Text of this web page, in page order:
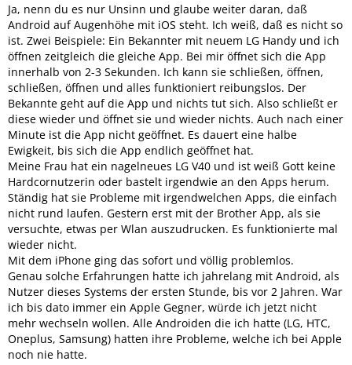
Ja, nenn du es nur Unsinn und glaube weiter daran, daß
Android auf Augenhöhe mit iOS steht. Ich weiß, daß es nicht so
ist. Zwei Beispiele: Ein Bekannter mit neuem LG Handy und ich
öffnen zeitgleich die gleiche App. Bei mir öffnet sich die App
innerhalb von 2-3 Sekunden. Ich kann sie schließen, öffnen,
schließen, öffnen und alles funktioniert reibungslos. Der
Bekannte geht auf die App und nichts tut sich. Also schließt er
diese wieder und öffnet sie und wieder nichts. Auch nach einer
Minute ist die App nicht geöffnet. Es dauert eine halbe
Ewigkeit, bis sich die App endlich geöffnet hat.
Meine Frau hat ein nagelneues LG V40 und ist weiß Gott keine
Hardcornutzerin oder bastelt irgendwie an den Apps herum.
Ständig hat sie Probleme mit irgendwelchen Apps, die einfach
nicht rund laufen. Gestern erst mit der Brother App, als sie
versuchte, etwas per Wlan auszudrucken. Es funktionierte mal
wieder nicht.
Mit dem iPhone ging das sofort und völlig problemlos.
Genau solche Erfahrungen hatte ich jahrelang mit Android, als
Nutzer dieses Systems der ersten Stunde, bis vor 2 Jahren. War
ich bis dato immer ein Apple Gegner, würde ich jetzt nicht
mehr wechseln wollen. Alle Androiden die ich hatte (LG, HTC,
Oneplus, Samsung) hatten ihre Probleme, welche ich bei Apple
noch nie hatte.